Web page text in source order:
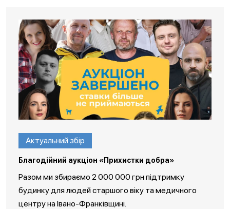
Актуальний збір
Благодійний аукціон «Прихистки добра»
Разом ми збираємо 2 000 000 грн підтримку
будинку для людей старшого віку та медичного
центру на Івано-Франківщині.